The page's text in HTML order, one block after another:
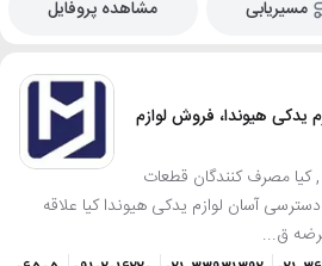
مسیریابی مشاهده پروفایل
یدکی هیوندا، فروش لوازم
کیا مصرف کنندگان قطعات
آسان لوازم یدکی هیوندا کیا علاقه
ق...